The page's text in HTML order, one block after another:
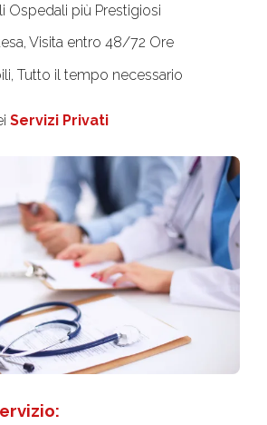
Ospedali più Prestigiosi
Visita entro 48/72 Ore
Tutto il tempo necessario
Servizi Privati